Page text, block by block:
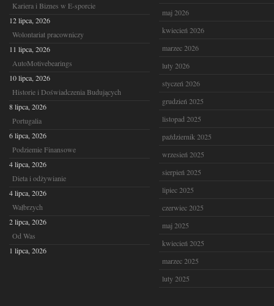
Kariera i Biznes w E-sporcie
12 lipca, 2026
Wolontariat pracowniczy
11 lipca, 2026
AutoMotivebearings
10 lipca, 2026
Historie i Doświadczenia Budujących
8 lipca, 2026
Portugalia
6 lipca, 2026
Podziemie Finansowe
4 lipca, 2026
Dieta i odżywianie
4 lipca, 2026
Wałbrzych
2 lipca, 2026
Od Was
1 lipca, 2026
maj 2026
kwiecień 2026
marzec 2026
luty 2026
styczeń 2026
grudzień 2025
listopad 2025
październik 2025
wrzesień 2025
sierpień 2025
lipiec 2025
czerwiec 2025
maj 2025
kwiecień 2025
marzec 2025
luty 2025